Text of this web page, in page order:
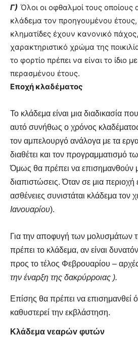
Γ) Όλοι οι οφθαλμοί τους
κλάδεμα τον προηγουμένου
κληματίδες έχουν κανονικό
χαρακτηριστικό χρώμα της
το φορτίο πρέπει να είναι το ίδιο
περασμένου έτους.
Εποχή κλαδέματος
Το κλάδεμα είναι μια διαδικασία
αυτό συνήθως ο χρόνος
τον αμπελουργό ανάλογα με τα
διαθέτει και τον προγραμματισμό
Όμως θα πρέπει να επισημανθούν
διαπιστώσεις.Όταν σε μια περιοχή
ασθένειες συνιστάται κλάδεμα τον
Ιανουαρίου).
Για την αποφυγή των μολυσμάτων
πρέπει το κλάδεμα, αν είναι
προς το τέλος Φεβρουαρίου –
την έναρξη της δακρύρροιας ).
Επίσης θα πρέπει να επισημανθεί
καθυστερεί την εκβλάστηση.
Κλάδεμα vεαρώv φυτών